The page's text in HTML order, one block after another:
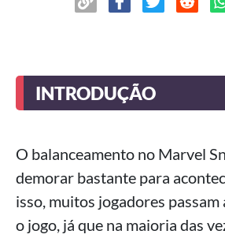
INTRODUÇÃO
O balanceamento no Marvel
demorar bastante para
isso, muitos jogadores
o jogo, já que na maioria das